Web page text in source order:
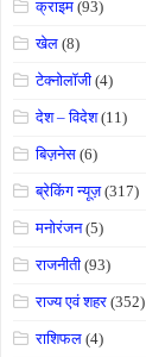
क्राइम (93)
खेल (8)
टेक्नोलॉजी (4)
देश – विदेश(11)
बिज़नेस (6)
ब्रेकिंग न्यूज़(317)
मनोरंजन(5)
राजनीती (93)
राज्य एवं शहर (352)
राशिफल (4)